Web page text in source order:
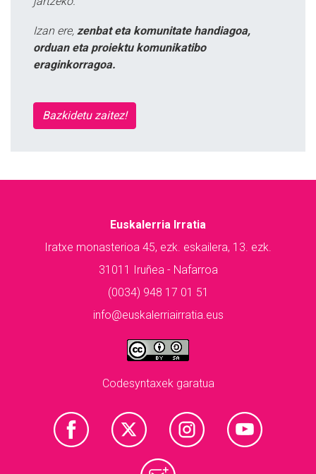
Izan ere, zenbat eta komunitate handiagoa,
orduan eta proiektu komunikatibo
eraginkorragoa.
Bazkidetu zaitez!
Euskalerria Irratia
Iratxe monasterioa 45, ezk. eskailera, 13. ezk.
31011 Iruñea - Nafarroa
(0034) 948 17 01 51
info@euskalerriairratia.eus
Codesyntaxek garatua